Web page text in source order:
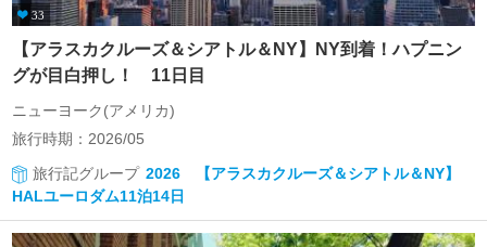
33
【アラスカクルーズ＆シアトル＆NY】NY到着！ハプニン
グが目白押し！ 11日目
ニューヨーク(アメリカ)
旅行時期：2026/05
旅行記グループ 2026 【アラスカクルーズ＆シアトル＆NY】
HALユーロダム11泊14日